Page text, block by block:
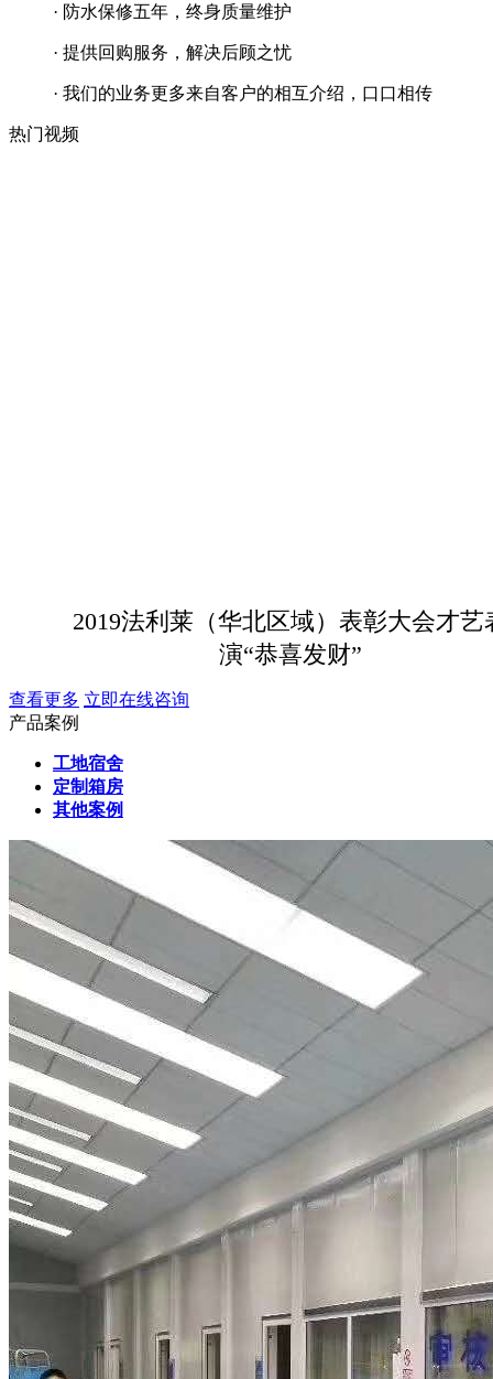
· 防水保修五年，终身质量维护
· 提供回购服务，解决后顾之忧
· 我们的业务更多来自客户的相互介绍，口口相传
热门视频
2019法利莱（华北区域）表彰大会才艺
演“恭喜发财”
查看更多 立即在线咨询
产品案例
工地宿舍
定制箱房
其他案例